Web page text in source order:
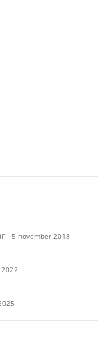
5 november 2018